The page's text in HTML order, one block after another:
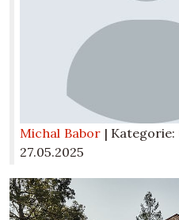
Michal Babor | Kategorie:
27.05.2025